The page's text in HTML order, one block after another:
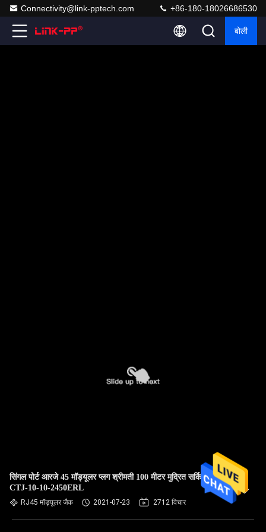
Connectivity@link-pptech.com +86-180-18026686530
बोली
सिंगल पोर्ट आरजे 45 मॉड्यूलर प्लग श्रीमती 100 मीटर मुद्रित सर्किट बोर्ड
CTJ-10-10-2450ERL
RJ45 मॉड्यूलर जैक 2021-07-23 2712 विचार